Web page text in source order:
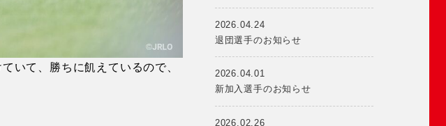
いて、勝ちに飢えているので、
2026.04.24
退団選手のお知らせ
2026.04.01
新加入選手のお知らせ
2026.02.26